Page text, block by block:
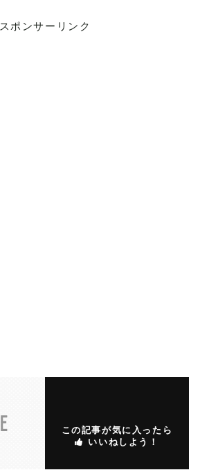
スポンサーリンク
この記事が気に入ったら
いいねしよう！